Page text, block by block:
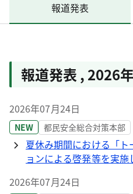
報道発表
報道発表 , 2026
2026年07月24日
NEW 都民安全総合対策本部
夏休み期間における「
ョンによる啓発等を実施
2026年07月24日